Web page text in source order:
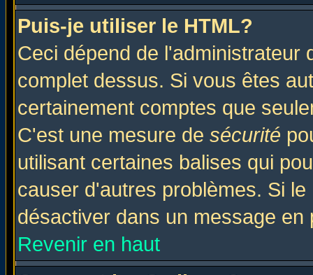
Puis-je utiliser le HTML?
Ceci dépend de l'administrateur
complet dessus. Si vous êtes
certainement comptes que
C'est une mesure de sécurité
utilisant certaines balises qui
causer d'autres problèmes. Si
désactiver dans un message
Revenir en haut